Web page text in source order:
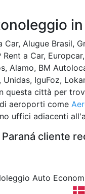
Car, Alugue Brasil,
a Car,
Alamo, BM
Unidas, IguFoz,
questa città per
aeroporti come
uffici adiacenti
cliente
Auto